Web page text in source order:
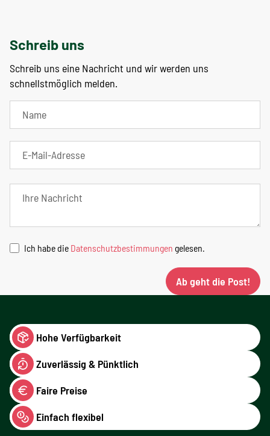
Schreib uns
Schreib uns eine Nachricht und wir werden uns
schnellstmöglich melden.
Ich habe die Datenschutzbestimmungen gelesen.
Ab geht die Post!
Hohe Verfügbarkeit
Zuverlässig & Pünktlich
Faire Preise
Einfach flexibel